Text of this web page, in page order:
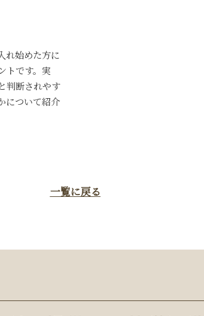
れ始めた方に
トです。実
判断されやす
について紹介
一覧に戻る